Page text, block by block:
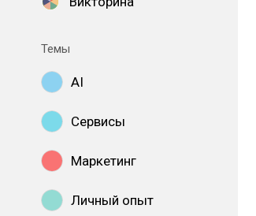
Темы
AI
Сервисы
Маркетинг
Личный опыт